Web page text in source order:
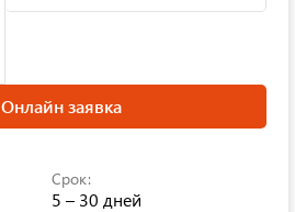
Онлайн заявка
Срок:
5 – 30 дней